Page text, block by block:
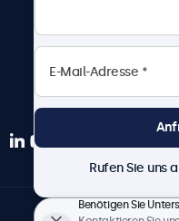
Rufen Sie uns
Benötigen Sie